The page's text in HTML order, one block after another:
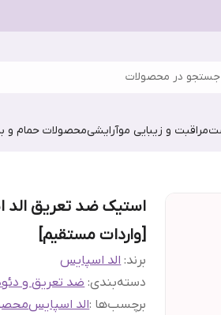
جستجو در محصولات
مراقبت و زیبایی موآرایشیمحصولات حمام و
[واردات مستقیم]
برند: الد اسپایس
دسته‌بندی:ضد تعریق و
برچسب‌ها :الد اسپایس